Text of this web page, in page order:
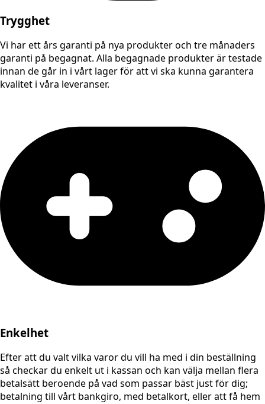
Trygghet
Vi har ett års garanti på nya produkter och tre månaders
garanti på begagnat. Alla begagnade produkter är testade
innan de går in i vårt lager för att vi ska kunna garantera
kvalitet i våra leveranser.
Enkelhet
Efter att du valt vilka varor du vill ha med i din beställning
så checkar du enkelt ut i kassan och kan välja mellan flera
betalsätt beroende på vad som passar bäst just för dig;
betalning till vårt bankgiro, med betalkort, eller att få hem